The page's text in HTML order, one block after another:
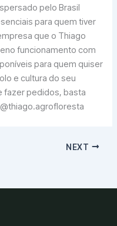
pelo Brasil
para quem tiver
que o Thiago
funcionamento com
para quem quiser
e cultura do seu
fazer pedidos, basta
NEXT